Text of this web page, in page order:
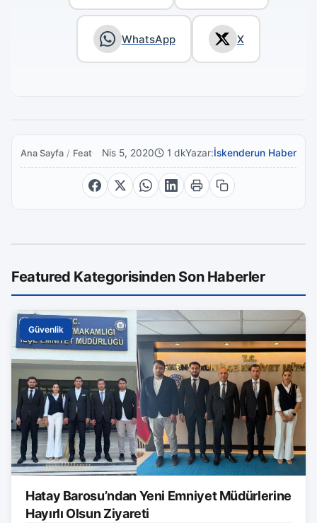
WhatsApp X
Ana Sayfa / FeaturedNis 5, 2020 1 dkYazar:İskenderun Haber
Featured Kategorisinden Son Haberler
Güvenlik
Hatay Barosu’ndan Yeni Emniyet Müdürlerine
Hayırlı Olsun Ziyareti